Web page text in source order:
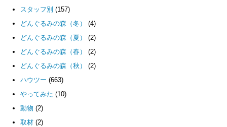
スタッフ別 (157)
どんぐるみの森（冬）
(4)
どんぐるみの森（夏）
(2)
どんぐるみの森（春）
(2)
どんぐるみの森（秋）
(2)
ハウツー (663)
やってみた (10)
動物 (2)
取材 (2)